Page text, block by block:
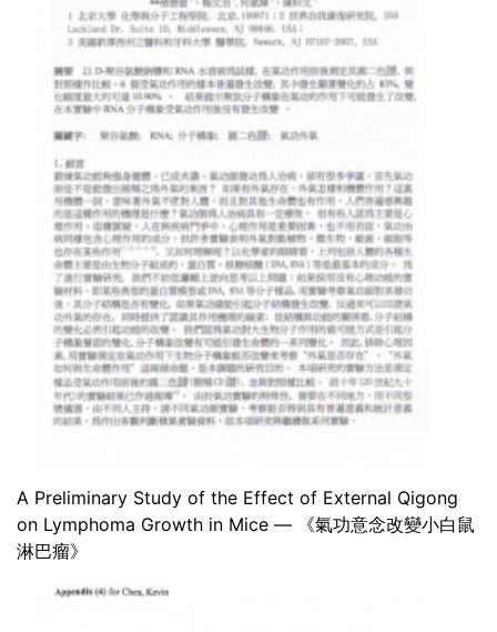
A Preliminary Study of the Effect of External Qigong
on Lymphoma Growth in Mice — 《氣功意念改變小白鼠
淋巴瘤》